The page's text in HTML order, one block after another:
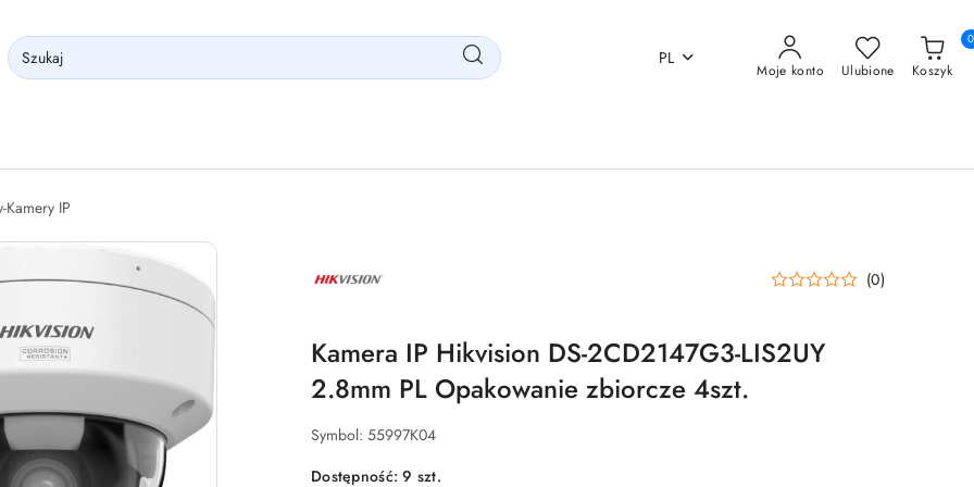
PL
Moje konto Ulubione Koszyk
0
Kamery IP
HIKVISION (0)
Kamera IP Hikvision DS-2CD2147G3-LIS2UY
2.8mm PL Opakowanie zbiorcze 4szt.
Symbol: 55997K04
Dostępność:9 szt.